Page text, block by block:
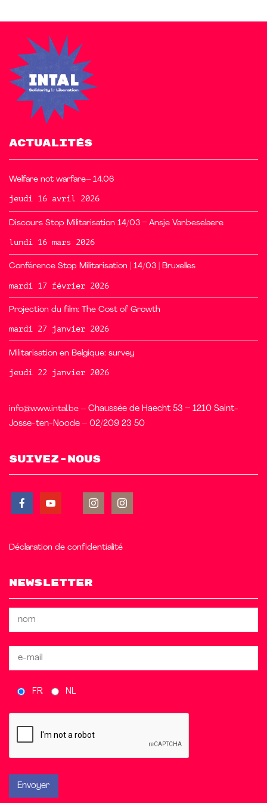
ACTUALITÉS
Welfare not warfare– 14.06
jeudi 16 avril 2026
Discours Stop Militarisation 14/03 – Ansje Vanbeselaere
lundi 16 mars 2026
Conférence Stop Militarisation | 14/03 | Bruxelles
mardi 17 février 2026
Projection du film: The Cost of Growth
mardi 27 janvier 2026
Militarisation en Belgique: survey
jeudi 22 janvier 2026
info@www.intal.be – Chaussée de Haecht 53 – 1210 Saint-
Josse-ten-Noode – 02/209 23 50
Suivez-nous
Déclaration de confidentialité
Newsletter
FR NL